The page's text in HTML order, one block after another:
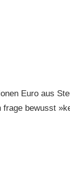
Euro aus
bewusst